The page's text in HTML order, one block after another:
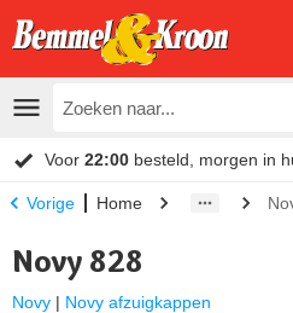
Voor 22:00 besteld, morgen in
Vorige Home
Novy 828
Novy | Novy afzuigkappen